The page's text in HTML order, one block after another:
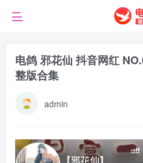
电鸽 邪花仙 抖音网红
整版合集
admin